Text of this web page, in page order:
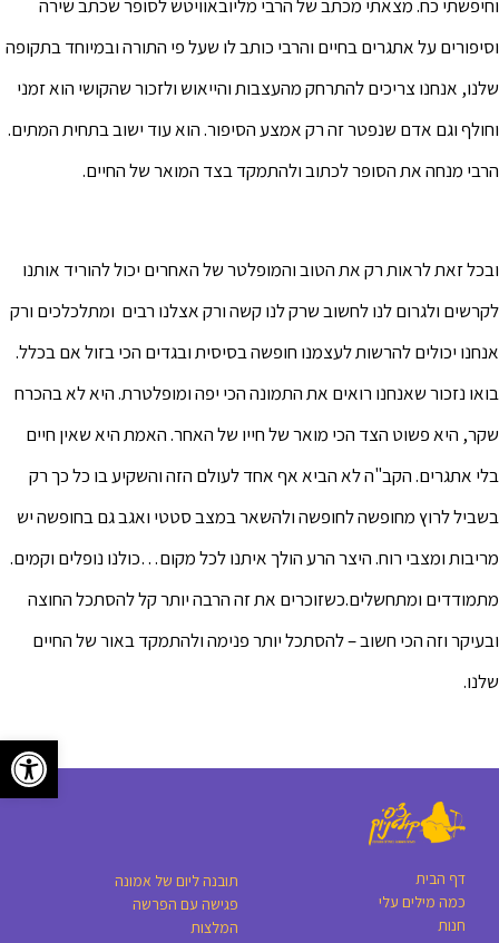
פתח
וחיפשתי כח. מצאתי מכתב של הרבי מליובאוויטש לסופר שכתב שירה
וסיפורים על אתגרים בחיים והרבי כותב לו שעל פי התורה ובמיוחד בתקופה
שלנו, אנחנו צריכים להתרחק מהעצבות והייאוש ולזכור שהקושי הוא זמני
וחולף וגם אדם שנפטר זה רק אמצע הסיפור. הוא עוד ישוב בתחית המתים.
הרבי מנחה את הסופר לכתוב ולהתמקד בצד המואר של החיים.
ובכל זאת לראות רק את הטוב והמופלטר של האחרים יכול להוריד אותנו
לקרשים ולגרום לנו לחשוב שרק לנו קשה ורק אצלנו רבים ומתלכלכים ורק
אנחנו יכולים להרשות לעצמנו חופשה בסיסית ובגדים הכי בזול אם בכלל.
בואו נזכור שאנחנו רואים את התמונה הכי יפה ומופלטרת. היא לא בהכרח
שקר, היא פשוט הצד הכי מואר של חייו של האחר. האמת היא שאין חיים
בלי אתגרים. הקב"ה לא הביא אף אחד לעולם הזה והשקיע בו כל כך רק
בשביל לרוץ מחופשה לחופשה ולהשאר במצב סטטי ואגב גם בחופשה יש
מריבות ומצבי רוח. היצר הרע הולך איתנו לכל מקום…כולנו נופלים וקמים.
מתמודדים ומתחשלים.כשזוכרים את זה הרבה יותר קל להסתכל החוצה
ובעיקר וזה הכי חשוב – להסתכל יותר פנימה ולהתמקד באור של החיים
שלנו.
דף הבית
כמה מילים עלי
חנות
תובנה ליום של אמונה
פגישה עם הפרשה
המלצות